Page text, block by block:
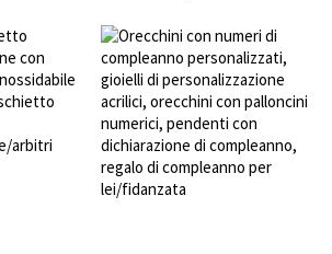
per cuccioli abbigliamento per
cani maglietta per cani regalo per
gli amanti del calcio/appassionati
di sport